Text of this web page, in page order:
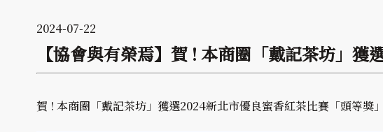
2024-07-22
【協會與有榮焉】賀 ! 本商圈「戴記茶坊」
賀 ! 本商圈「戴記茶坊」獲選2024新北市優良蜜香紅茶比賽「頭等獎